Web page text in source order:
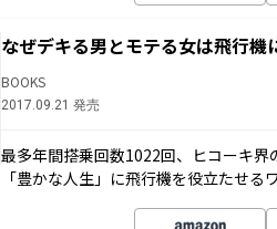
なぜデキる男とモテる女は飛行機
BOOKS
2017.09.21 発売
最多年間搭乗回数1022回、ヒコーキ界
「豊かな人生」に飛行機を役立たせる